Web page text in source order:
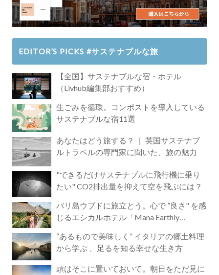
EDITOR’S PICKS #サステナブルな旅
【全国】サステナブルな宿・ホテル
（Livhub編集部おすすめ）
生ごみを循環。コンポストを導入している
サステナブルな宿11選
あなたはどう旅する？ ｜ 英国サステナブ
ルトラベルの専門家に聞いた、旅の魅力
"できるだけサステナブルに飛行機に乗り
たい" CO2排出量を抑えて空を飛ぶには？
バリ島ウブドに旅立とう。心で ”良さ" を感
じるエシカルホテル「Mana Earthly
“あるもので美味しく” イタリアの郷土料理
から学ぶ 、足るを知る幸せな生き方
頭はそこに置いておいて。朝日をただ見に